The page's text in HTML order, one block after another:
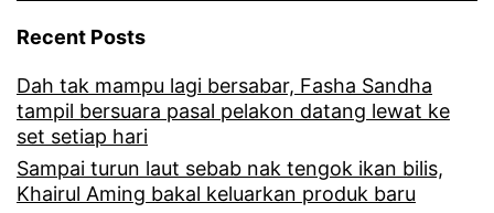
Recent Posts
Dah tak mampu lagi bersabar, Fasha Sandha
tampil bersuara pasal pelakon datang lewat ke
set setiap hari
Sampai turun laut sebab nak tengok ikan bilis,
Khairul Aming bakal keluarkan produk baru